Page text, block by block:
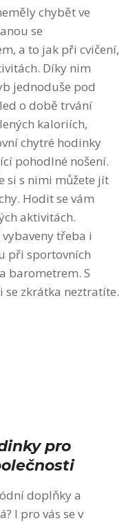
chybět ve
se
a to jak při cvičení,
Díky nim
jednoduše pod
o době trvání
kaloriích,
chytré hodinky
pohodlné nošení.
si s nimi můžete jít
Hodit se vám
aktivitách.
třeba i
při sportovních
barometrem. S
zkrátka neztratíte.
pro
doplňky a
I pro vás se v